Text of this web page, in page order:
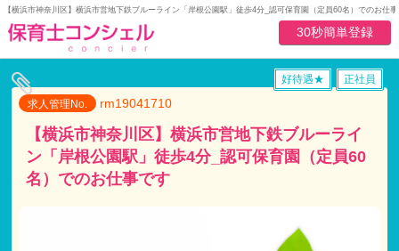
【横浜市神奈川区】横浜市営地下鉄ブルーライン「岸根公園駅」徒歩4分_認可保育園（定員60名）でのお仕
30秒簡単登録
求人管理No. rm19041710
【横浜市神奈川区】横浜市営地下鉄ブルーライ
ン「岸根公園駅」徒歩4分_認可保育園（定員60
名）でのお仕事です
好待遇★ 正社員